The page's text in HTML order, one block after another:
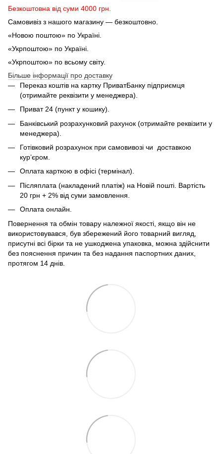
Безкоштовна від суми 4000 грн.
Самовивіз з нашого магазину — безкоштовно.
«Новою поштою» по Україні.
«Укрпоштою» по Україні.
«Укрпоштою» по всьому світу.
Більше інформації про доставку
Переказ коштів на картку ПриватБанку підприємця
(отримайте реквізити у менеджера).
Приват 24 (пункт у кошику).
Банківський розрахунковий рахунок (отримайте реквізити у
менеджера).
Готівковий розрахунок при самовивозі чи доставкою
кур’єром.
Оплата карткою в офісі (термінал).
Післяплата (накладений платіж) на Новій пошті. Вартість
20 грн + 2% від суми замовлення.
Оплата онлайн.
Повернення та обмін товару належної якості, якщо він не
використовувався, був збережений його товарний вигляд,
присутні всі бірки та не ушкоджена упаковка, можна здійснити
без пояснення причин та без надання паспортних даних,
протягом 14 днів.